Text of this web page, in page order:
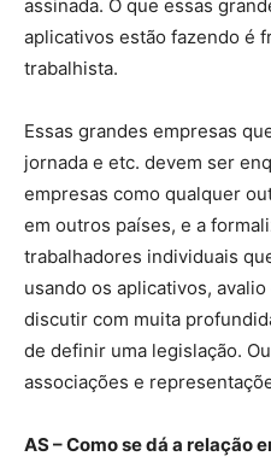
assinada. O que essas
aplicativos estão fazendo é
trabalhista.
Essas grandes empresas
jornada e etc. devem ser
empresas como qualquer
em outros países, e a
trabalhadores individuais
usando os aplicativos,
discutir com muita
de definir uma legislação.
associações e
AS – Como se dá a relação